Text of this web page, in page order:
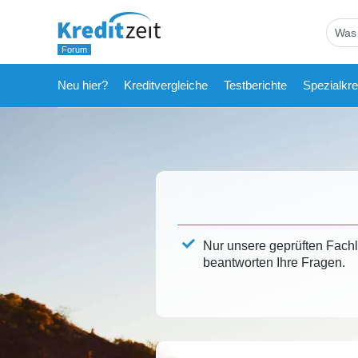
Neu hier? Kreditvergleiche Testberichte
Nur unsere geprüften
beantworten Ihre Fragen.